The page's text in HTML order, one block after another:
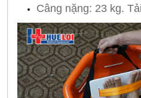
Câng nặng: 23 kg.